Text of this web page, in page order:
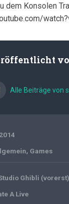
dem Konsolen
Alle Beiträge von
, Games
Ghibli (vorerst)
A Live